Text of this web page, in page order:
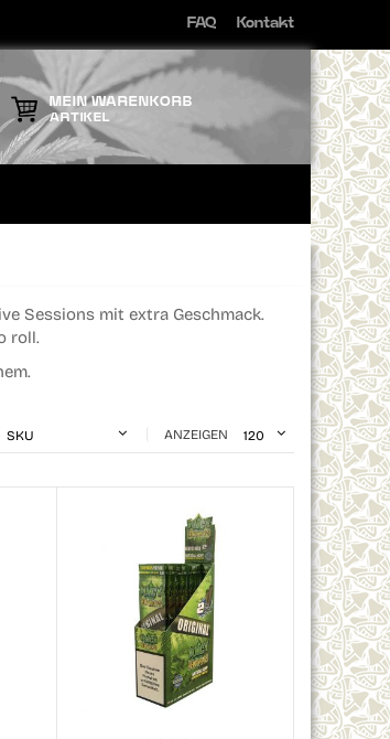
FAQ Kontakt
Direkt
MEIN WARENKORB
ARTIKEL
Sessions mit extra Geschmack.
roll.
ANZEIGEN